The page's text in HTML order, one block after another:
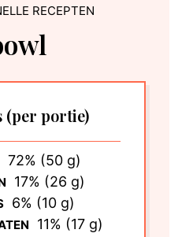
RECEPTEN
(per portie)
72% (50 g)
17% (26 g)
6% (10 g)
11% (17 g)